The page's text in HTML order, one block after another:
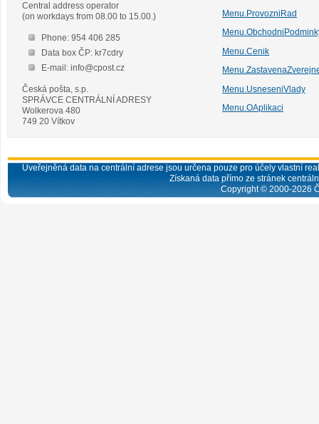
Central address operator
(on workdays from 08.00 to 15.00.)
Phone: 954 406 285
Data box ČP: kr7cdry
E-mail: info@cpost.cz
Česká pošta, s.p.
SPRÁVCE CENTRÁLNÍ ADRESY
Wolkerova 480
749 20 Vítkov
Menu.ProvozniRad
Menu.Cenik
Menu.UsneseniVlady
Menu.OAplikaci
Uveřejněná data na centrální adrese jsou určena pouze pro účely vlastní
Získaná data přímo ze stránek
Copyright © 2000-2026